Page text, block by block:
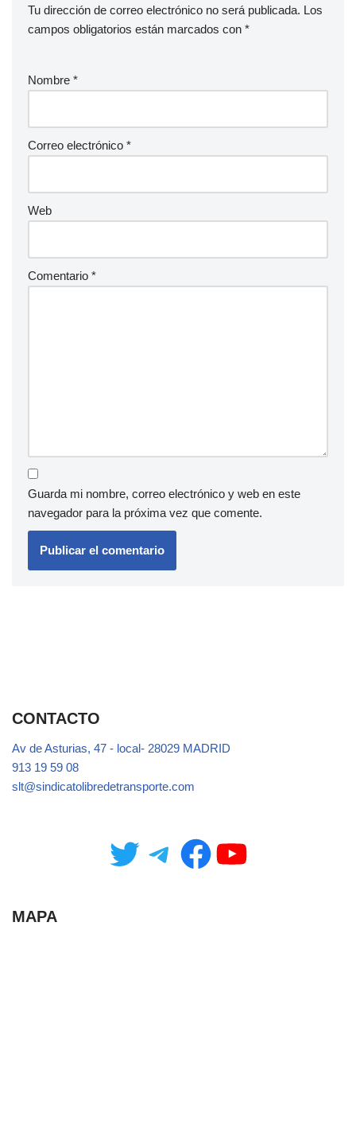
Tu dirección de correo electrónico no será publicada. Los
campos obligatorios están marcados con *
Nombre *
Correo electrónico *
Web
Comentario *
Guarda mi nombre, correo electrónico y web en este
navegador para la próxima vez que comente.
CONTACTO
Av de Asturias, 47 - local- 28029 MADRID
913 19 59 08
slt@sindicatolibredetransporte.com
MAPA